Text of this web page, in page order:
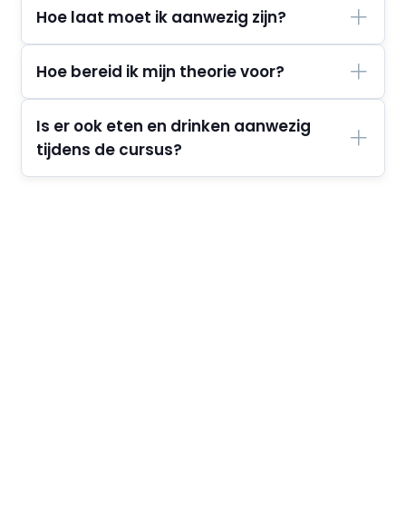
Hoe laat moet ik aanwezig zijn?
Hoe bereid ik mijn theorie voor?
Is er ook eten en drinken aanwezig
tijdens de cursus?